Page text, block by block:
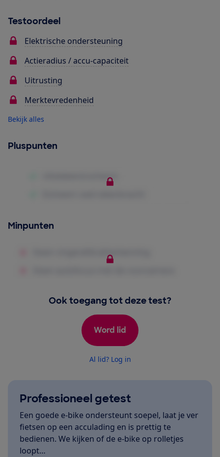
Testoordeel
Elektrische ondersteuning
Actieradius / accu-capaciteit
Uitrusting
Merktevredenheid
Bekijk alles
Pluspunten
Minpunten
Ook toegang tot deze test?
Word lid
Al lid? Log in
Professioneel getest
Een goede e-bike ondersteunt soepel, laat je ver
fietsen op een acculading en is prettig te
bedienen. We kijken of de e-bike op rolletjes
loopt…